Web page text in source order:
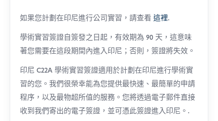
如果您計劃在印尼進行公司實習，請查看這裡.
學術實習簽證自簽發之日起，有效期為 90 天，這意味
著您需要在這段期間內進入印尼；否則，簽證將失效。
印尼 C22A 學術實習簽證適用於計劃在印尼進行學術實
習的您。我們很榮幸能為您提供最快速、最簡單的申請
程序，以及最物超所值的服務。您將透過電子郵件直接
收到我們寄出的電子簽證，並可憑此簽證進入印尼。.